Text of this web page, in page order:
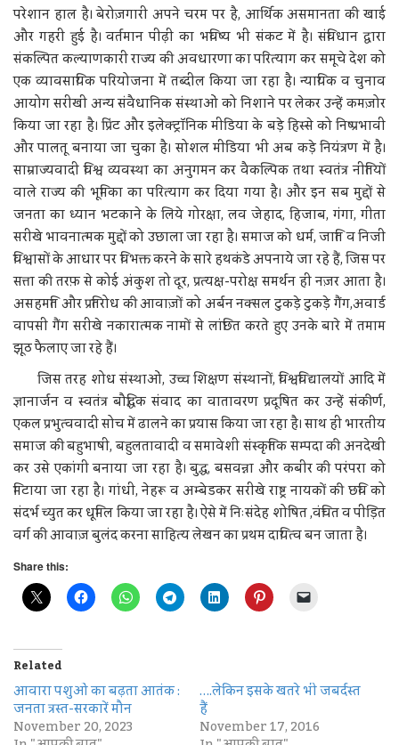
परेशान हाल है। बेरोज़गारी अपने चरम पर है, आर्थिक असमानता की खाई
और गहरी हुई है। वर्तमान पीढ़ी का भविष्य भी संकट में है। संविधान द्वारा
संकल्पित कल्याणकारी राज्य की अवधारणा का परित्याग कर समूचे देश को
एक व्यावसायिक परियोजना में तब्दील किया जा रहा है। न्यायिक व चुनाव
आयोग सरीखी अन्य संवैधानिक संस्थाओं को निशाने पर लेकर उन्हें कमज़ोर
किया जा रहा है। प्रिंट और इलेक्ट्रॉनिक मीडिया के बड़े हिस्से को निष्प्रभावी
और पालतू बनाया जा चुका है। सोशल मीडिया भी अब कड़े नियंत्रण में है।
साम्राज्यवादी विश्व व्यवस्था का अनुगमन कर वैकल्पिक तथा स्वतंत्र नीतियों
वाले राज्य की भूमिका का परित्याग कर दिया गया है। और इन सब मुद्दों से
जनता का ध्यान भटकाने के लिये गोरक्षा, लव जेहाद, हिजाब, गंगा, गीता
सरीखे भावनात्मक मुद्दों को उछाला जा रहा है। समाज को धर्म, जाति व निजी
विश्वासों के आधार पर विभक्त करने के सारे हथकंडे अपनाये जा रहे हैं, जिस पर
सत्ता की तरफ़ से कोई अंकुश तो दूर, प्रत्यक्ष-परोक्ष समर्थन ही नज़र आता है।
असहमति और प्रतिरोध की आवाज़ों को अर्बन नक्सल टुकड़े टुकड़े गैंग,अवार्ड
वापसी गैंग सरीखे नकारात्मक नामों से लांछित करते हुए उनके बारे में तमाम
झूठ फैलाए जा रहे हैं।
जिस तरह शोध संस्थाओं, उच्च शिक्षण संस्थानों, विश्वविद्यालयों आदि में
ज्ञानार्जन व स्वतंत्र बौद्धिक संवाद का वातावरण प्रदूषित कर उन्हें संकीर्ण,
एकल प्रभुत्ववादी सोच में ढालने का प्रयास किया जा रहा है। साथ ही भारतीय
समाज की बहुभाषी, बहुलतावादी व समावेशी संस्कृतिक सम्पदा की अनदेखी
कर उसे एकांगी बनाया जा रहा है। बुद्ध, बसवन्ना और कबीर की परंपरा को
मिटाया जा रहा है। गांधी, नेहरू व अम्बेडकर सरीखे राष्ट्र नायकों की छवि को
संदर्भ च्युत कर धूमिल किया जा रहा है। ऐसे में निःसंदेह शोषित ,वंचित व पीड़ित
वर्ग की आवाज़ बुलंद करना साहित्य लेखन का प्रथम दायित्व बन जाता है।
Share this:
Related
आवारा पशुओं का बढ़ता आतंक :
जनता त्रस्त-सरकारें मौन
November 20, 2023
….लेकिन इसके खतरे भी जबर्दस्त
हैं
November 17, 2016